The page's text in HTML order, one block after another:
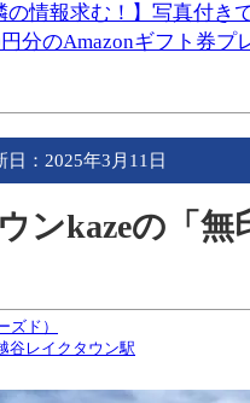
の情報求む！】写真付
分のAmazonギフト券プ
日： 2025年3月11日
ンkazeの「無
ズド）
谷レイクタウン駅